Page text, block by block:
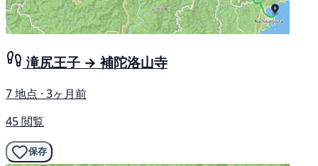
滝尻王子 → 補陀洛山寺
7 地点 · 3ヶ月前
45 閲覧
保存